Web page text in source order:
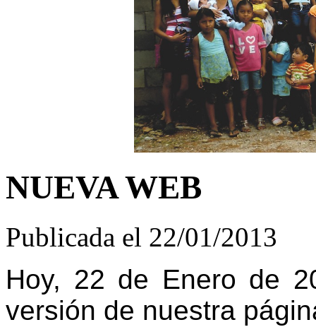
NUEVA WEB
Publicada el 22/01/2013
Hoy, 22 de Enero de
versión de nuestra